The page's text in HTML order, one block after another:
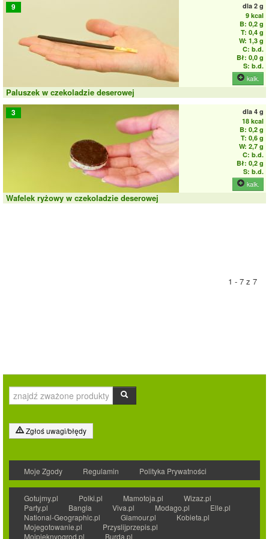
9 dla 2 g
9 kcal
B: 0,2 g
T: 0,4 g
W: 1,3 g
C: b.d.
Bł: 0,0 g
S: b.d.
kalk.
Paluszek w czekoladzie deserowej
3 dla 4 g
18 kcal
B: 0,2 g
T: 0,6 g
W: 2,7 g
C: b.d.
Bł: 0,2 g
S: b.d.
kalk.
Wafelek ryżowy w czekoladzie deserowej
1 - 7 z 7
Zgłoś uwagi/błędy
Moje Zgody Regulamin Polityka Prywatności
Gotujmy.pl Polki.pl Mamotoja.pl
Wizaz.pl
Party.pl
Bangla Viva.pl Modago.pl
Elle.pl
National-Geographic.pl
Glamour.pl
Kobieta.pl
Mojegotowanie.pl
Przyslijprzepis.pl
Mojpieknyogrod.pl
Burda.pl